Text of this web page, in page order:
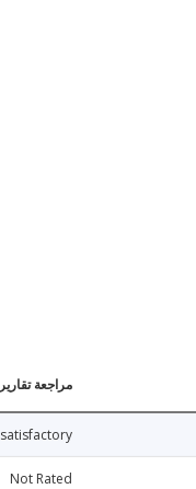
مراجعة تقارير
Not Rated